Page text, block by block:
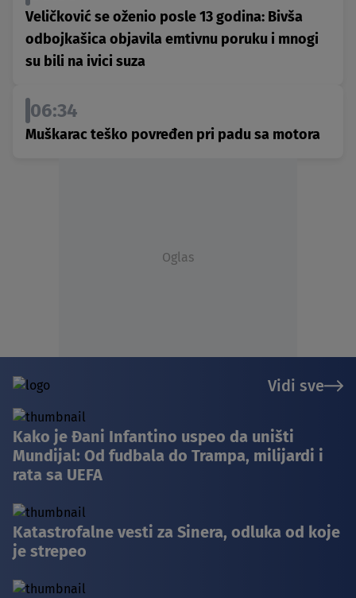
Veličković se oženio posle 13 godina: Bivša
odbojkašica objavila emtivnu poruku i mnogi
su bili na ivici suza
06:34
Muškarac teško povređen pri padu sa motora
Oglas
Vidi sve
Kako je Đani Infantino uspeo da uništi
Mundijal: Od fudbala do Trampa, milijardi i
rata sa UEFA
Katastrofalne vesti za Sinera, odluka od koje
je strepeo